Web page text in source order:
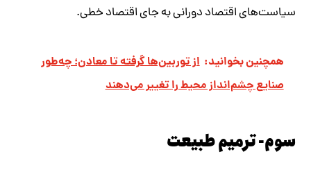
سیاست‌های اقتصاد دورانی به جای اقتصاد خطی.
همچنین بخوانید: از توربین‌ها گرفته تا معادن؛ چه‌طور
صنایع چشم‌انداز محیط را تغییر می‌دهند
سوم- ترمیم طبیعت